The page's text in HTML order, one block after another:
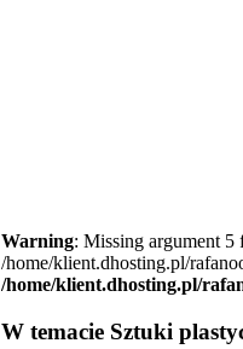
Warning: Missing argument 5
/home/klient.dhosting.pl/
/home/klient.dhosting.pl/
W temacie Sztuki